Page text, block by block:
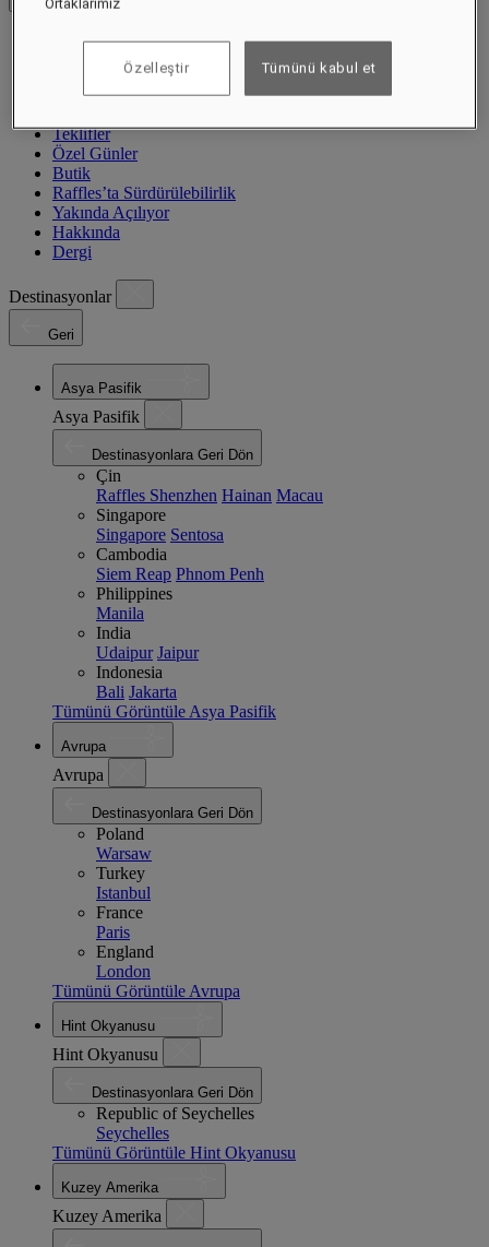
Otel ve Tatil Köyleri
Rezidanslar
Teklifler
Özel Günler
Butik
Raffles’ta Sürdürülebilirlik
Yakında Açılıyor
Hakkında
Dergi
Destinasyonlar
Geri
Asya Pasifik
Asya Pasifik
Destinasyonlara Geri Dön
Çin
Raffles Shenzhen Hainan Macau
Singapore
Singapore Sentosa
Cambodia
Siem Reap Phnom Penh
Philippines
Manila
India
Udaipur Jaipur
Indonesia
Bali Jakarta
Tümünü Görüntüle Asya Pasifik
Avrupa
Avrupa
Destinasyonlara Geri Dön
Poland
Warsaw
Turkey
Istanbul
France
Paris
England
London
Tümünü Görüntüle Avrupa
Hint Okyanusu
Hint Okyanusu
Destinasyonlara Geri Dön
Republic of Seychelles
Seychelles
Tümünü Görüntüle Hint Okyanusu
Kuzey Amerika
Kuzey Amerika
Ortaklarımız
Özelleştir Tümünü kabul et